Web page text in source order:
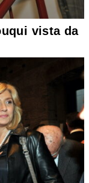
vista da